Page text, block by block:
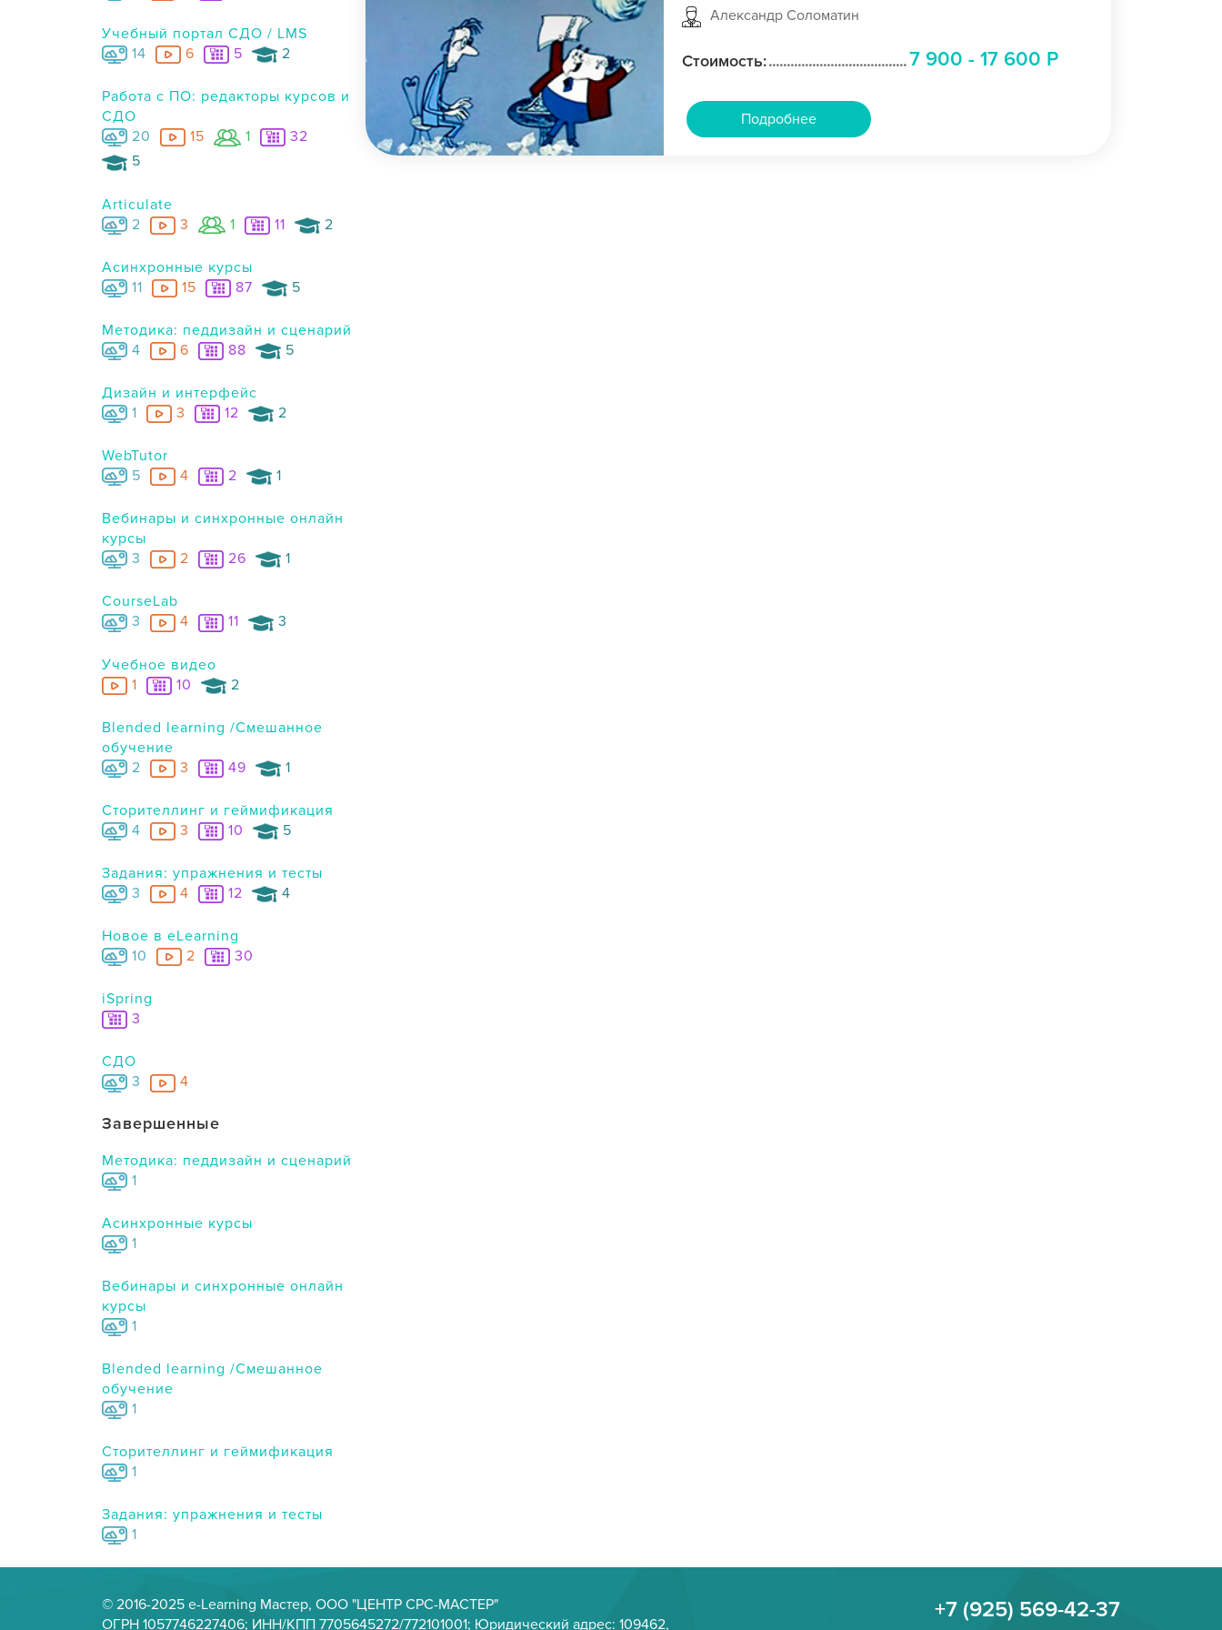
Учебный портал СДО / LMS
14
6 5 2
Работа с ПО: редакторы курсов и
СДО
20
15 1
32
5
Articulate
2
3 1 11 2
Асинхронные курсы
11
15 87 5
Методика: педдизайн и сценарий
4
6 88 5
Дизайн и интерфейс
1
3 12 2
WebTutor
5
4 2 1
Вебинары и синхронные онлайн
курсы
3
2 26 1
CourseLab
3
4 11 3
Учебное видео
1
10 2
Blended learning /Смешанное
обучение
2
3 49 1
Сторителлинг и геймификация
4
3 10 5
Задания: упражнения и тесты
3
4 12 4
Новое в eLearning
10
2 30
iSpring
3
СДО
3
4
Завершенные
Методика: педдизайн и сценарий
1
Асинхронные курсы
1
Вебинары и синхронные онлайн
курсы
1
Blended learning /Смешанное
обучение
1
Сторителлинг и геймификация
1
Задания: упражнения и тесты
1
Александр Соломатин
Стоимость: 7 900 - 17 600 Р
Подробнее
© 2016-2025 e-Learning Мастер, ООО "ЦЕНТР СРС-МАСТЕР"
ОГРН 1057746227406; ИНН/КПП 7705645272/772101001; Юридический адрес: 109462,
+7 (925) 569-42-37